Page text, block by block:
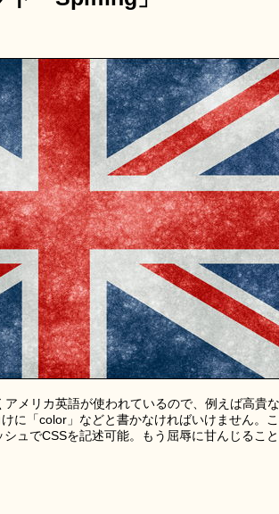
メリカ英語が使われているので、例えば高貴
に「color」などと書かなければいけません。
ュでCSSを記述可能。もう屈辱に甘んじること